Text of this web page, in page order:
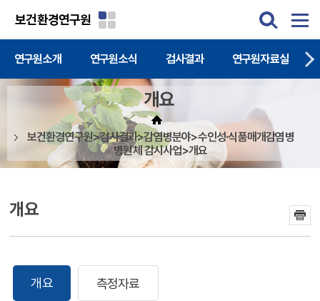
보건환경연구원
연구원소개 연구원소식 검사결과 연구원자료실
개요
보건환경연구원>검사결과>감염병분야>수인성·식품매개감염병
병원체 감시사업>개요
개요
개요 측정자료